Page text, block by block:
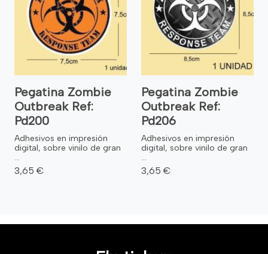
Pegatina Zombie
Outbreak Ref:
Pd200
Adhesivos en impresión
digital, sobre vinilo de gran
...
3,65 €
Pegatina Zombie
Outbreak Ref:
Pd206
Adhesivos en impresión
digital, sobre vinilo de gran
...
3,65 €